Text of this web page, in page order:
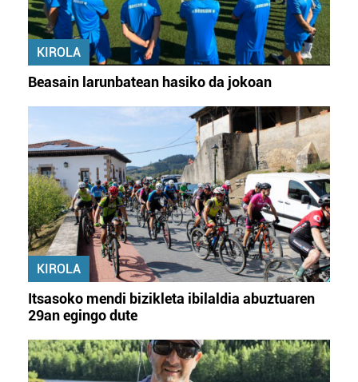
KIROLA
Beasain larunbatean hasiko da jokoan
KIROLA
Itsasoko mendi bizikleta ibilaldia abuztuaren
29an egingo dute